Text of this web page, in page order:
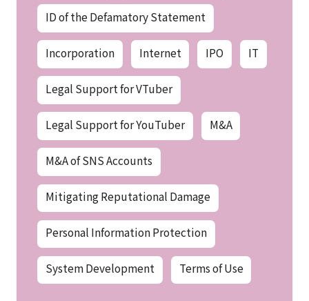
ID of the Defamatory Statement
Incorporation Internet IPO IT
Legal Support for VTuber
Legal Support for YouTuber M&A
M&A of SNS Accounts
Mitigating Reputational Damage
Personal Information Protection
System Development Terms of Use